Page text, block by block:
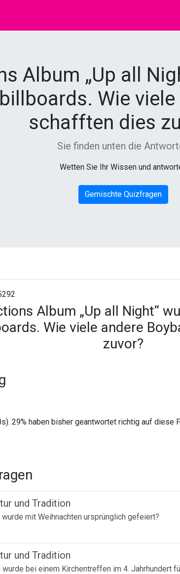
Album „Up all
Wie
schafften dies
Sie finden unten die
Wetten Sie Ihr Wissen und
Gemischte Quizfragen
Album „Up all Night“
Wie viele andere
zuvor?
29% haben bisher geantwortet richtig auf diese
und Tradition
mit Weihnachten ursprünglich gefeiert?
und Tradition
wurde bei einem Kirchentreffen im 4. Jahrhundert